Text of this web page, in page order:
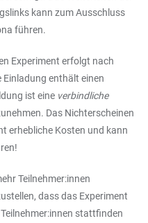
kann zum Ausschluss
führen.
Experiment erfolgt nach
Einladung enthält einen
ist eine verbindliche
Das Nichterscheinen
erhebliche Kosten und kann
Teilnehmer:innen
dass das Experiment
stattfinden